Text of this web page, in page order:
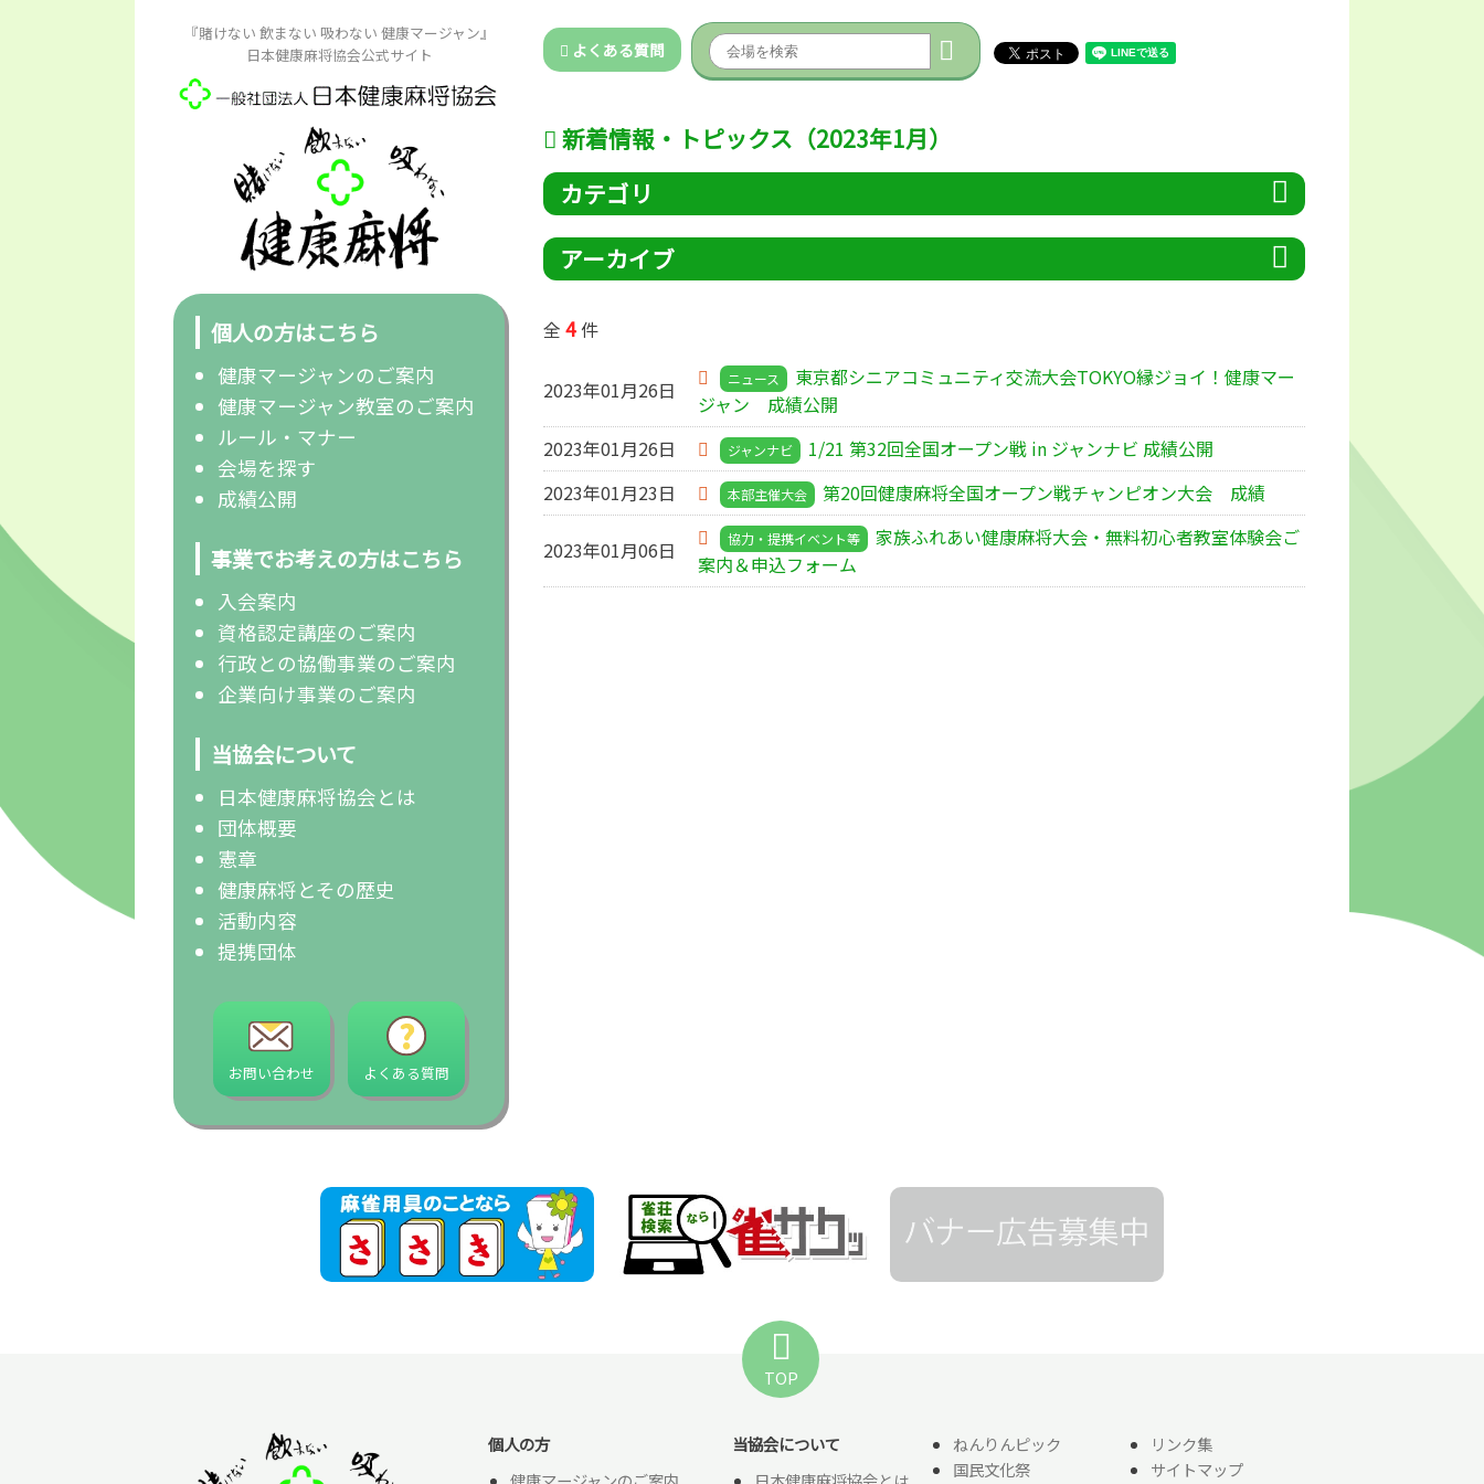
『賭けない 飲まない 吸わない 健康マージャン』
日本健康麻将協会公式サイト
個人の方はこちら
健康マージャンのご案内
健康マージャン教室のご案内
ルール・マナー
会場を探す
成績公開
事業でお考えの方はこちら
入会案内
資格認定講座のご案内
行政との協働事業のご案内
企業向け事業のご案内
当協会について
日本健康麻将協会とは
団体概要
憲章
健康麻将とその歴史
活動内容
提携団体
お問い合わせ よくある質問
よくある質問
新着情報・トピックス（2023年1月）
カテゴリ
アーカイブ
全 4件
2023年01月26日 ニュース
東京都シニアコミュニティ交流大会TOKYO縁ジョイ！健康マー
ジャン 成績公開
2023年01月26日
ジャンナビ
1/21 第32回全国オープン戦 in ジャンナビ 成績公開
2023年01月23日
本部主催大会 第20回健康麻将全国オープン戦チャンピオン大会 成績
2023年01月06日 協力・提携イベント等
家族ふれあい健康麻将大会・無料初心者教室体験会ご
案内＆申込フォーム
TOP
個人の方
当協会について
ねんりんピック
国民文化祭
リンク集
サイトマップ